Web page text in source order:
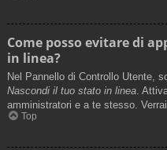
Come posso evitare di
in linea?
Nel Pannello di Controllo Utente,
Nascondi il tuo stato in linea.
amministratori e a te stesso.
Top